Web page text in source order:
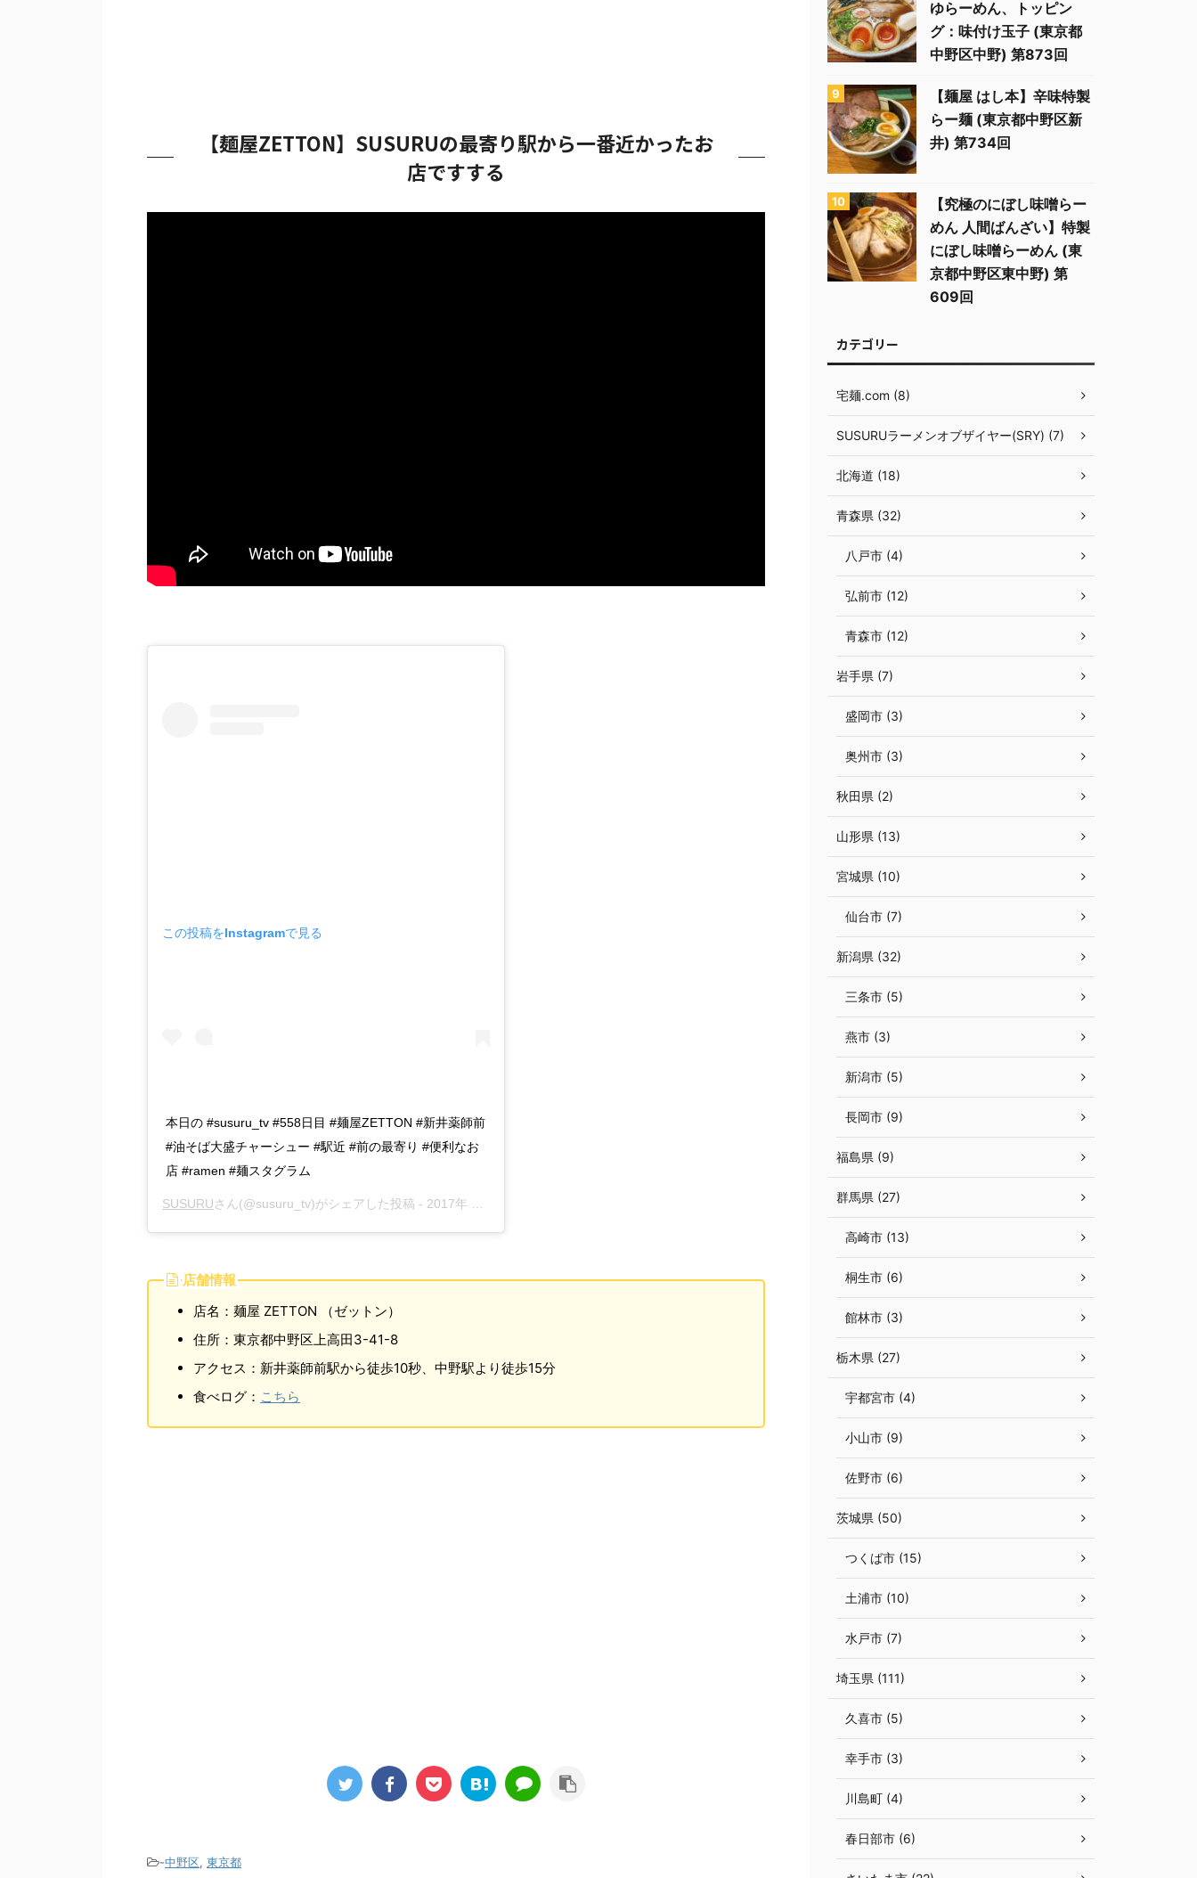
【麺屋ZETTON】SUSURUの最寄り駅から一番近かったお
店ですする
この投稿をInstagramで見る
本日の #susuru_tv #558日目 #麺屋ZETTON #新井薬師前
#油そば大盛チャーシュー #駅近 #前の最寄り #便利なお
店 #ramen #麺スタグラム
SUSURUさん(@susuru_tv)がシェアした投稿 - 2017年 5月月16日午前4時53分PDT
店舗情報
店名：麺屋 ZETTON （ゼットン）
住所：東京都中野区上高田3-41-8
アクセス：新井薬師前駅から徒歩10秒、中野駅より徒歩15分
食べログ： こちら
-中野区, 東京都
ゆらーめん、トッピン
グ：味付け玉子 (東京都
中野区中野) 第873回
【麺屋 はし本】辛味特製
らー麺 (東京都中野区新
井) 第734回
【究極のにぼし味噌らー
めん 人間ばんざい】特製
にぼし味噌らーめん (東
京都中野区東中野) 第
609回
カテゴリー
宅麺.com (8)
SUSURUラーメンオブザイヤー(SRY) (7)
北海道 (18)
青森県 (32)
八戸市 (4)
弘前市 (12)
青森市 (12)
岩手県 (7)
盛岡市 (3)
奥州市 (3)
秋田県 (2)
山形県 (13)
宮城県 (10)
仙台市 (7)
新潟県 (32)
三条市 (5)
燕市 (3)
新潟市 (5)
長岡市 (9)
福島県 (9)
群馬県 (27)
高崎市 (13)
桐生市 (6)
館林市 (3)
栃木県 (27)
宇都宮市 (4)
小山市 (9)
佐野市 (6)
茨城県 (50)
つくば市 (15)
土浦市 (10)
水戸市 (7)
埼玉県 (111)
久喜市 (5)
幸手市 (3)
川島町 (4)
春日部市 (6)